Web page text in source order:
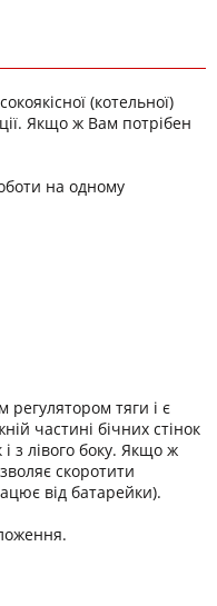
(котельної)
Якщо ж Вам потрібен
на одному
регулятором тяги і є
частині бічних стінок
з лівого боку. Якщо ж
скоротити
від батарейки).